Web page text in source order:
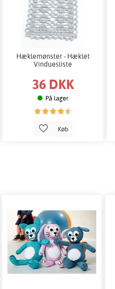
Hæklemønster - Hæklet
Vinduesliste
36 DKK
På lager
Køb